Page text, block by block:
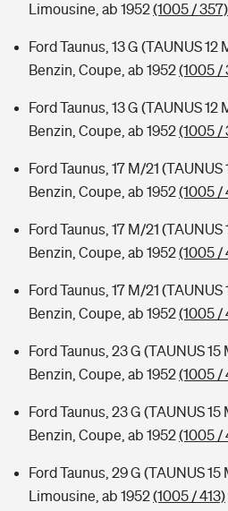
Limousine, ab 1952(1005 / 357)
Ford Taunus, 13 G (TAUNUS 12
Benzin, Coupe, ab 1952(1005 /
Ford Taunus, 13 G (TAUNUS 12
Benzin, Coupe, ab 1952(1005 /
Ford Taunus, 17 M/21 (TAUNUS
Benzin, Coupe, ab 1952(1005 /
Ford Taunus, 17 M/21 (TAUNUS
Benzin, Coupe, ab 1952(1005 /
Ford Taunus, 17 M/21 (TAUNUS
Benzin, Coupe, ab 1952(1005 /
Ford Taunus, 23 G (TAUNUS 15
Benzin, Coupe, ab 1952(1005 /
Ford Taunus, 23 G (TAUNUS 15
Benzin, Coupe, ab 1952(1005 /
Ford Taunus, 29 G (TAUNUS 15
Limousine, ab 1952(1005 / 413)